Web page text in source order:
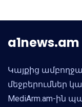
a1news.am
Կայքից
մեջբերումներ
MediArm.am-ին